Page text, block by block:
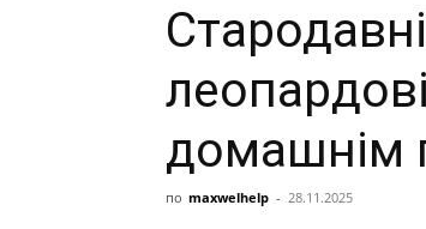
домашнім
по maxwelhelp - 28.11.2025